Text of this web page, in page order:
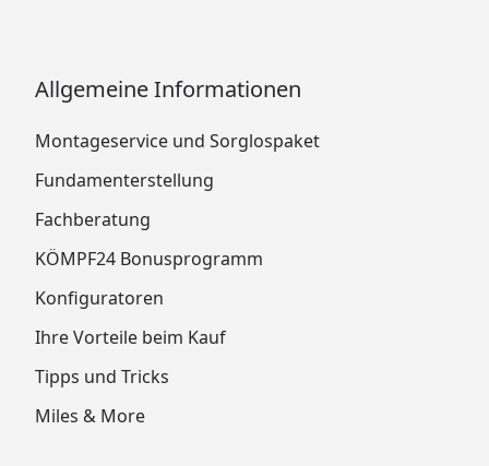
Allgemeine Informationen
Montageservice und Sorglospaket
Fundamenterstellung
Fachberatung
KÖMPF24 Bonusprogramm
Konfiguratoren
Ihre Vorteile beim Kauf
Tipps und Tricks
Miles & More